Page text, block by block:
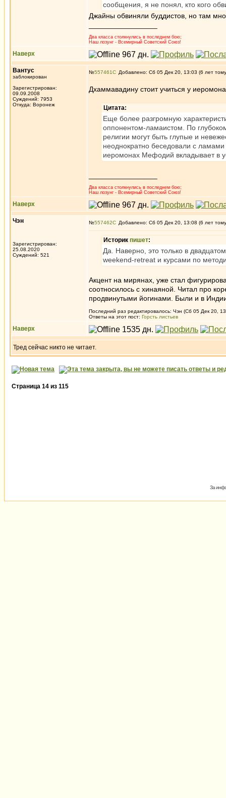
сообщения, я не понял, кто кого
Джайны обвиняли буддистов, но там
Два класса столкнулись в последнем бою;
Наш лозунг - Всемирный Советский Союз!
Наверх
Вантус
заблокирован
Зарегистрирован:
09.09.2008
Суждений: 7953
Откуда: Воронеж
№557461 Добавлено: Сб 05 Дек 20, 13:03 (6 лет
Дхаммавадину стоит учиться у
Цитата:
Еще более разгромную
оппонентом-ламаистом. По
религии могут быть глупые и
неоднократно беседовали с
иеромонах Мефодий вкладывает в
Два класса столкнулись в последнем бою;
Наш лозунг - Всемирный Советский Союз!
Наверх
Чэн
Зарегистрирован:
25.08.2020
Суждений: 521
№557462 Добавлено: Сб 05 Дек 20, 13:08 (6 лет
Историк пишет:
Да. Наверно, это только в
weekend-retreat и курсами по
Акцент на мирянах, уже стал
соотносилось с хинаяной. Читал про
продвинутыми йогинами. Были и в
Последний раз редактировалось: Чэн (Сб 05 Дек 20,
Ответы на этот пост: Горсть листьев
Наверх
Тред сейчас никто не читает.
Страница 14 из 115
За